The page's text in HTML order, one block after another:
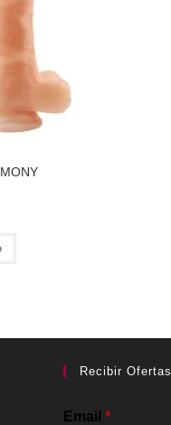
Recibir Ofertas
Email *